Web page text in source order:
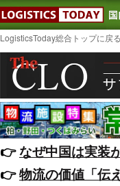
LogisticsToday総合トップに戻る
👉️なぜ中国は実装
👉️物流の価値「伝